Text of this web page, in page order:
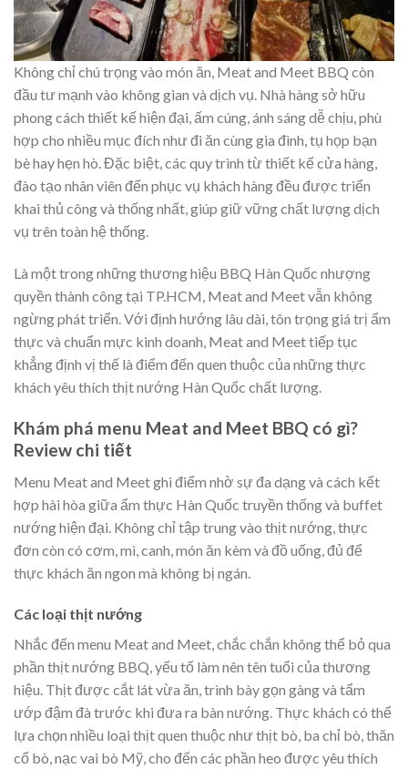
Không chỉ chú trọng vào món ăn, Meat and Meet BBQ còn
đầu tư mạnh vào không gian và dịch vụ. Nhà hàng sở hữu
phong cách thiết kế hiện đại, ấm cúng, ánh sáng dễ chịu, phù
hợp cho nhiều mục đích như đi ăn cùng gia đình, tụ họp bạn
bè hay hẹn hò. Đặc biệt, các quy trình từ thiết kế cửa hàng,
đào tạo nhân viên đến phục vụ khách hàng đều được triển
khai thủ công và thống nhất, giúp giữ vững chất lượng dịch
vụ trên toàn hệ thống.
Là một trong những thương hiệu BBQ Hàn Quốc nhượng
quyền thành công tại TP.HCM, Meat and Meet vẫn không
ngừng phát triển. Với định hướng lâu dài, tôn trọng giá trị ẩm
thực và chuẩn mực kinh doanh, Meat and Meet tiếp tục
khẳng định vị thế là điểm đến quen thuộc của những thực
khách yêu thích thịt nướng Hàn Quốc chất lượng.
Khám phá menu Meat and Meet BBQ có gì?
Review chi tiết
Menu Meat and Meet ghi điểm nhờ sự đa dạng và cách kết
hợp hài hòa giữa ẩm thực Hàn Quốc truyền thống và buffet
nướng hiện đại. Không chỉ tập trung vào thịt nướng, thực
đơn còn có cơm, mì, canh, món ăn kèm và đồ uống, đủ để
thực khách ăn ngon mà không bị ngán.
Các loại thịt nướng
Nhắc đến menu Meat and Meet, chắc chắn không thể bỏ qua
phần thịt nướng BBQ, yếu tố làm nên tên tuổi của thương
hiệu. Thịt được cắt lát vừa ăn, trình bày gọn gàng và tẩm
ướp đậm đà trước khi đưa ra bàn nướng. Thực khách có thể
lựa chọn nhiều loại thịt quen thuộc như thịt bò, ba chỉ bò, thăn
cổ bò, nạc vai bò Mỹ, cho đến các phần heo được yêu thích